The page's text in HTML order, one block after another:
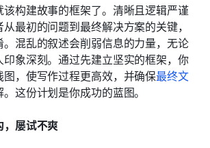
构建故事的框架了。清晰且逻辑严谨
最初的问题到最终解决方案的关键，
混乱的叙述会削弱信息的力量，无论
象深刻。通过先建立坚实的框架，你
，使写作过程更高效，并确保最终文
这份计划是你成功的蓝图。
屡试不爽